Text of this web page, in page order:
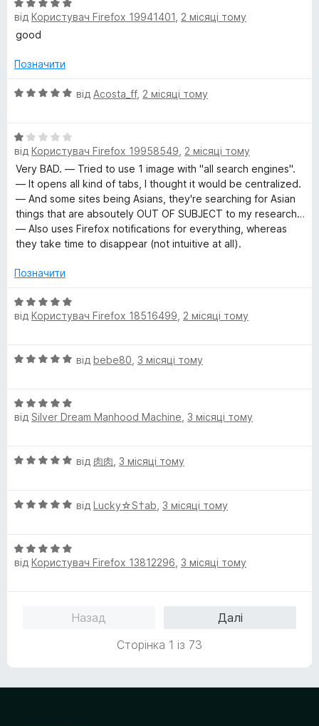
О
ц
к
5
від Користувач Firefox 19941401 2 місяці тому
good
Позначити
О
н
к
а
5
з
5
від Acosta_ff, 2 місяці тому
О
ц
н
к
а
1
з
від Користувач Firefox 19958549 2 місяці тому
Very BAD. — Tried to use 1 image with "all search engines".
— It opens all kind of tabs, I thought it would be centralized.
— And some sites being Asians, they're searching for Asian
things that are absoutely OUT OF SUBJECT to my research…
— Also uses Firefox notifications for everything, whereas
they take time to disappear (not intuitive at all).
Позначити
О
ц
к
з
5
від Користувач Firefox 18516499 2 місяці тому
О
н
к
з
від bebe80 3 місяці тому
О
ц
к
з
від Silver Dream Manhood Machine 3 місяці тому
О
н
5
з
від 肉肉 3 місяці тому
О
н
к
від Lucky☆S†ab 3 місяці тому
О
ц
від Користувач Firefox 13812296 3 місяці тому
Назад
Далі
Сторінка 1 із 73